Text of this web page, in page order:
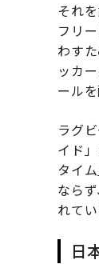
それ
フリ
わす
ッカ
ール
ラグ
イド
タイ
なら
れて
日